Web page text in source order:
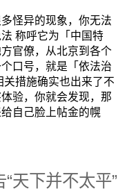
怪异的现象，你无法
称呼它为「中国特
官僚，从北京到各个
口号，就是「依法治
关措施确实也出来了不
验，你就会发现，那
自己脸上帖金的幌
天下并不太平”